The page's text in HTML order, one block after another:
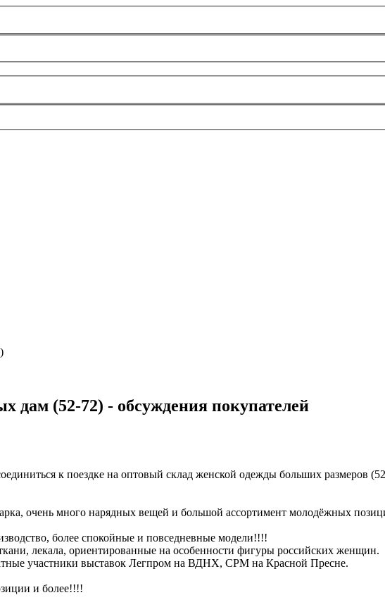
дам (52-72) - обсуждения покупателей
к поездке на оптовый склад женской одежды больших размеров
очень много нарядных вещей и большой ассортимент молодёжных
более спокойные и повседневные модели!!!!
лекала, ориентированные на особенности фигуры российских женщин.
участники выставок Легпром на ВДНХ, CPM на Красной Пресне.
и более!!!!